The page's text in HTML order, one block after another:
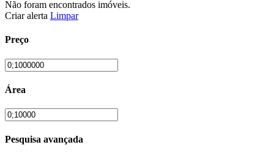
Não foram encontrados imóveis.
Criar alerta Limpar
Preço
Área
Pesquisa avançada